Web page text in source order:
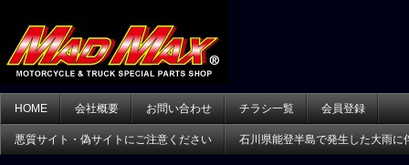
HOME 会社概要 お問い合わせ チラシ一覧 会員登録
悪質サイト・偽サイトにご注意ください 石川県能登半島で発生した大雨に